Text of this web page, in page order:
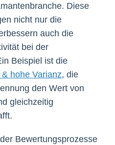
Diese
nicht nur die
auch die
bei der
Beispiel ist die
hohe Varianz, die
den Wert von
gleichzeitig
Bewertungsprozesse